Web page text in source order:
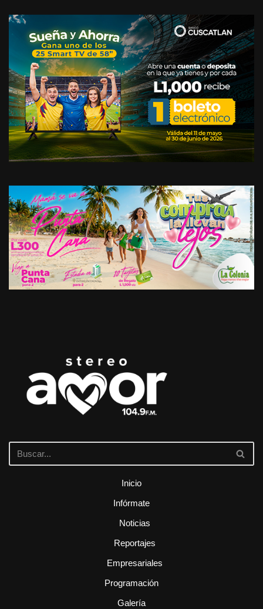
Inicio
Infórmate
Noticias
Reportajes
Empresariales
Programación
Galería